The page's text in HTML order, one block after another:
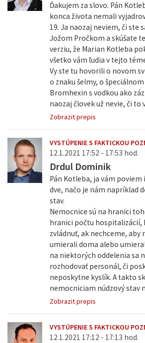
Ďakujem za slovo. Pán
konca života nemali
19. Ja naozaj neviem, či ste
Jožom Pročkom a skúšate
verziu, že Marian Kotleba
všetko vám ľudia v tejto
Vy ste tu hovorili o novom
o znaku šelmy, o
Bromhexin s vodkou ako
naozaj človek už nevie, či to
Zobrazit prepis
VYSTÚPENIE S FAKTICKOU
12.1.2021 17:52 - 17:53 hod.
Drdul Dominik
Pán Kotleba, ja vám poviem
dve, načo je nám napríklad
stav.
Nemocnice sú na hranici
hranici počtu hospitalizácií,
zvládnuť, ak nechceme, aby
umierali doma alebo
na niektorých oddelenia sa
rozhodovať personál, či
neposkytne kyslík. A takto
nemocniciam núdzový stav
Zobrazit prepis
VYSTÚPENIE S FAKTICKOU
12.1.2021 17:12 - 17:13 hod.